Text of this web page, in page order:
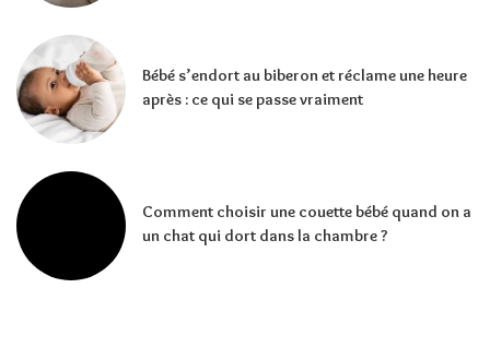
Bébé s’endort au biberon et réclame une heure
après : ce qui se passe vraiment
Comment choisir une couette bébé quand on a
un chat qui dort dans la chambre ?